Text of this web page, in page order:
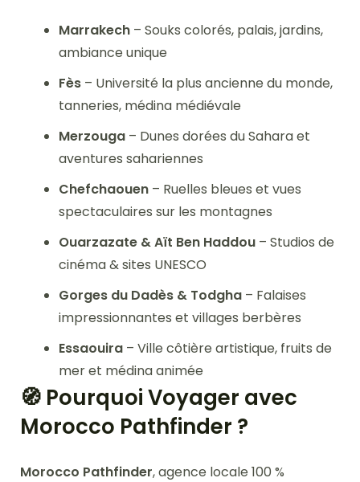
Marrakech – Souks colorés, palais, jardins,
ambiance unique
Fès – Université la plus ancienne du monde,
tanneries, médina médiévale
Merzouga – Dunes dorées du Sahara et
aventures sahariennes
Chefchaouen – Ruelles bleues et vues
spectaculaires sur les montagnes
Ouarzazate & Aït Ben Haddou – Studios de
cinéma & sites UNESCO
Gorges du Dadès & Todgha – Falaises
impressionnantes et villages berbères
Essaouira – Ville côtière artistique, fruits de
mer et médina animée
🧭 Pourquoi Voyager avec
Morocco Pathfinder ?
Morocco Pathfinder, agence locale 100 %